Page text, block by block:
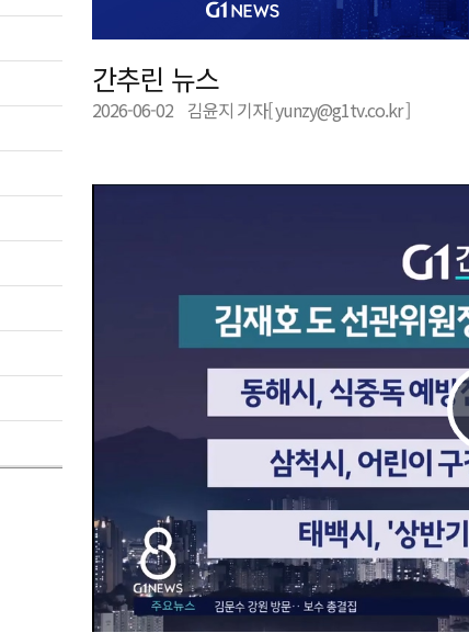
결위원장, 강릉시 초청 특별 강연
국제스케이트장 춘천 유치 건의
비 확보 보고회 개최
조리원 이전 시급
교육청 교감급 이상 387명 인사
간추린 뉴스
2026-06-02 김윤지 기자[ yunzy@g1tv.co.kr ]